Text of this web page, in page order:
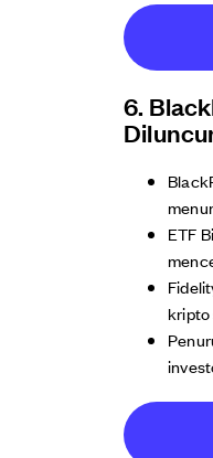
6.
ETF
kripto